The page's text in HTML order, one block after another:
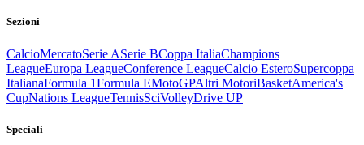
Sezioni
CalcioMercatoSerie ASerie BCoppa ItaliaChampions
LeagueEuropa LeagueConference LeagueCalcio EsteroSupercoppa
ItalianaFormula 1Formula EMotoGPAltri MotoriBasketAmerica's
CupNations LeagueTennisSciVolleyDrive UP
Speciali